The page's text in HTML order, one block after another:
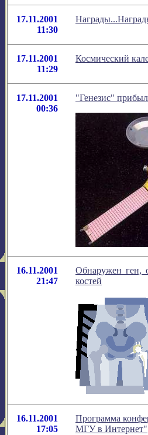
17.11.2001
11:30
17.11.2001
11:29
Космический
17.11.2001
00:36
"Генезис"
16.11.2001
21:47
Обнаружен ген,
костей
16.11.2001
17:05
Программа
МГУ в Интернет"